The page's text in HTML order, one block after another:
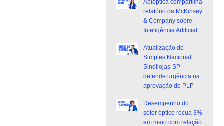
Abióptica compartilha
relatório da McKinsey
& Company sobre
Inteligência Artificial
Atualização do
Simples Nacional:
Sindilojas-SP
defende urgência na
aprovação de PLP
Desempenho do
setor óptico recua 3%
em maio com relação